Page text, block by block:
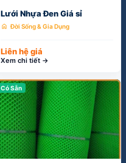
Xem chi tiết →
Lưới Nhựa 3 Ly Cung Cấp Sỉ
home Đời Sống & Gia Dụng